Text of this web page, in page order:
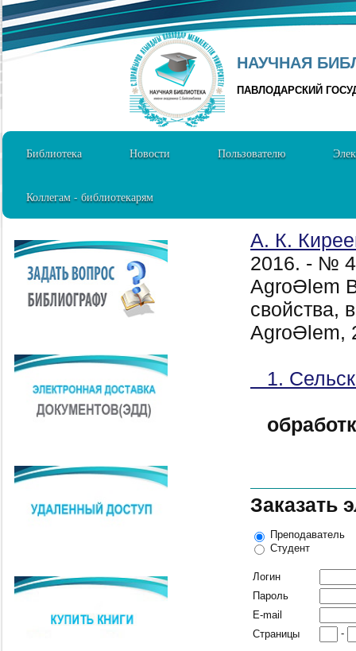
НАУЧНАЯ
ПАВЛОДАРСКИЙ
Библиотека Новости Пользователю
Коллегам - библиотекарям
А. К.
2016. - №
AgroӘlem
свойства,
AgroӘlem,
1.
Заказать
Преподаватель
Студент
Логин
Пароль
E-mail
Страницы
-